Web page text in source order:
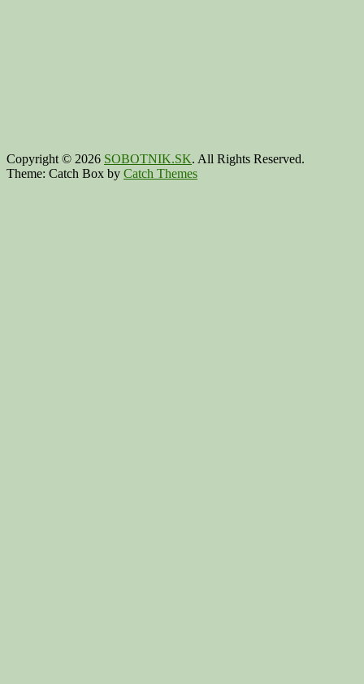
Copyright © 2026 SOBOTNIK.SK. All Rights Reserved.
Theme: Catch Box by Catch Themes